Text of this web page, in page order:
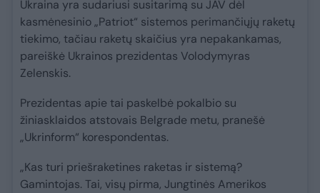
Ukraina yra sudariusi susitarimą su JAV dėl
kasmėnesinio „Patriot“ sistemos perimančiųjų raketų
tiekimo, tačiau raketų skaičius yra nepakankamas,
pareiškė Ukrainos prezidentas Volodymyras
Zelenskis.
Prezidentas apie tai paskelbė pokalbio su
žiniasklaidos atstovais Belgrade metu, pranešė
„Ukrinform“ korespondentas.
„Kas turi priešraketines raketas ir sistemą?
Gamintojas. Tai, visų pirma, Jungtinės Amerikos